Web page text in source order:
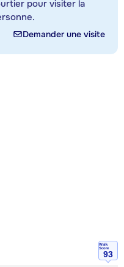
pour visiter la
Demander une visite
Walk
Score
93